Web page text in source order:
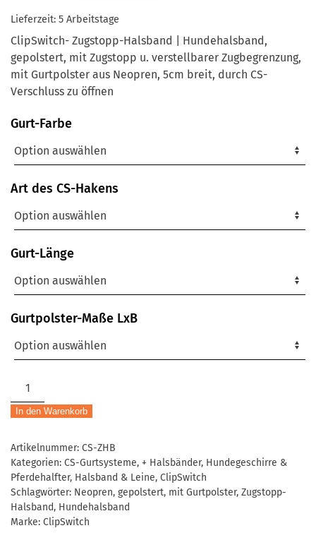
Lieferzeit: 5 Arbeitstage
ClipSwitch- Zugstopp-Halsband | Hundehalsband,
gepolstert, mit Zugstopp u. verstellbarer Zugbegrenzung,
mit Gurtpolster aus Neopren, 5cm breit, durch CS-
Verschluss zu öffnen
Gurt-Farbe
Art des CS-Hakens
Gurt-Länge
Gurtpolster-Maße LxB
CS-
Zugstopp-
Halsband
gepolstert
Menge
In den Warenkorb
Artikelnummer: CS-ZHB
Kategorien: CS-Gurtsysteme, + Halsbänder, Hundegeschirre &
Pferdehalfter, Halsband & Leine, ClipSwitch
Schlagwörter: Neopren, gepolstert, mit Gurtpolster, Zugstopp-
Halsband, Hundehalsband
Marke: ClipSwitch